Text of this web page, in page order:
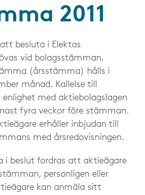
2011
besluta i Elektas
vid bolagsstämman.
(årsstämma) hålls i
månad. Kallelse till
med aktiebolagslagen
fyra veckor före stämman.
erhåller inbjudan till
med årsredovisningen.
i beslut fordras att aktieägare
personligen eller
kan anmäla sitt